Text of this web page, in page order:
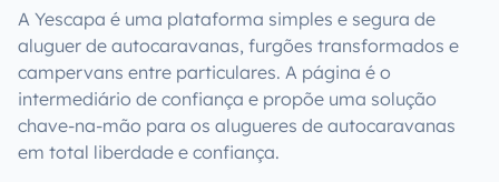
A Yescapa é uma plataforma simples e segura de
aluguer de autocaravanas, furgões transformados e
campervans entre particulares. A página é o
intermediário de confiança e propõe uma solução
chave-na-mão para os alugueres de autocaravanas
em total liberdade e confiança.